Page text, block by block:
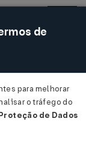
Acessar
de
para melhorar
o tráfego do
de Dados